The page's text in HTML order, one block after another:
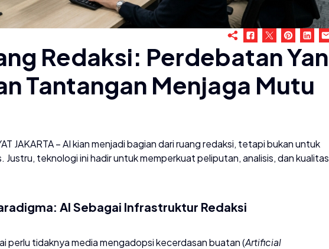
Redaksi: Perdebatan
Tantangan Menjaga Mutu
JAKARTA – AI kian menjadi bagian dari ruang redaksi, tetapi bukan untuk
Justru, teknologi ini hadir untuk memperkuat peliputan, analisis, dan kualitas
AI Sebagai Infrastruktur Redaksi
perlu tidaknya media mengadopsi kecerdasan buatan (Artificial